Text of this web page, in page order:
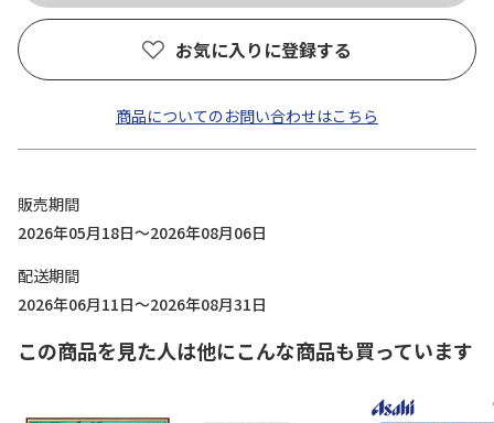
お気に入りに登録する
商品についてのお問い合わせはこちら
販売期間
2026年05月18日～2026年08月06日
配送期間
2026年06月11日～2026年08月31日
この商品を見た人は他にこんな商品も買っています